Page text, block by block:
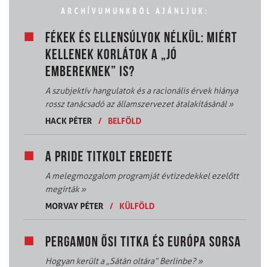
ARCHÍVUMUNKBÓL AJÁNLJUK:
FÉKEK ÉS ELLENSÚLYOK NÉLKÜL: MIÉRT
KELLENEK KORLÁTOK A „JÓ
EMBEREKNEK” IS?
A szubjektív hangulatok és a racionális érvek hiánya
rossz tanácsadó az államszervezet átalakításánál»
HACK PÉTER
/ BELFÖLD
A PRIDE TITKOLT EREDETE
A melegmozgalom programját évtizedekkel ezelőtt
megírták»
MORVAY PÉTER
/ KÜLFÖLD
PERGAMON ŐSI TITKA ÉS EURÓPA SORSA
Hogyan került a „Sátán oltára” Berlinbe?»